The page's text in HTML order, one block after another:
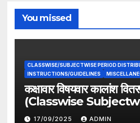
You missed
CLASSWISE/SUBJECTWISE PERIOD
INSTRUCTIONS/GUIDELINES
कक्षावार विषयवार कालांश
(Classwise
period distribution)
17/09/2025 ADMIN